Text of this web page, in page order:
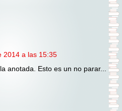
2014 a las 15:35
anotada. Esto es un no parar...